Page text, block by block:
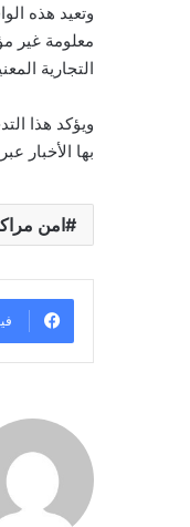
وتعيد هذه
معلومة غير
التجارية
ويؤكد هذا
بها الأخبار
امن